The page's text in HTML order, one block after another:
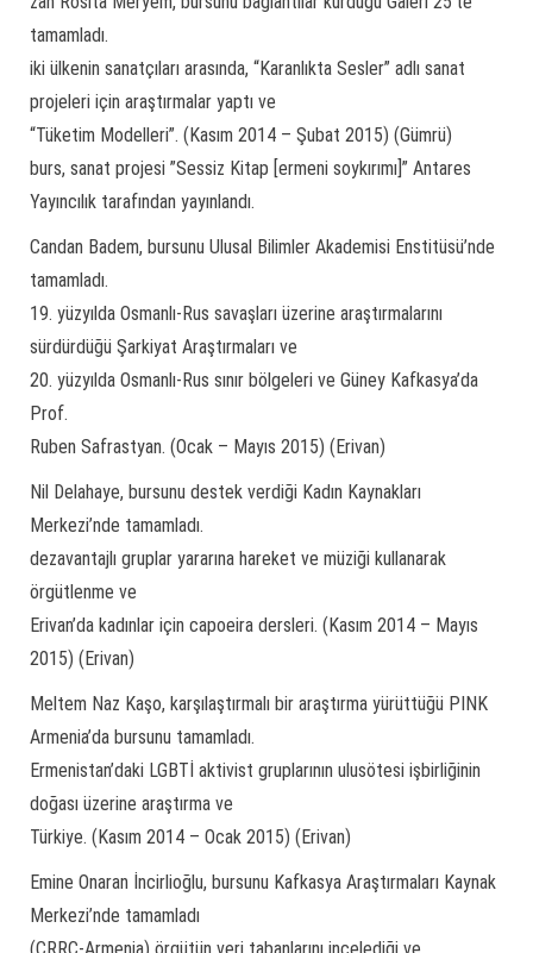
tamamladı.
iki ülkenin sanatçıları arasında, “Karanlıkta Sesler” adlı sanat
projeleri için araştırmalar yaptı ve
“Tüketim Modelleri”. (Kasım 2014 – Şubat 2015) (Gümrü)
burs, sanat projesi ”Sessiz Kitap [ermeni soykırımı]” Antares
Yayıncılık tarafından yayınlandı.
Candan Badem, bursunu Ulusal Bilimler Akademisi Enstitüsü’nde
tamamladı.
19. yüzyılda Osmanlı-Rus savaşları üzerine araştırmalarını
sürdürdüğü Şarkiyat Araştırmaları ve
20. yüzyılda Osmanlı-Rus sınır bölgeleri ve Güney Kafkasya’da
Prof.
Ruben Safrastyan. (Ocak – Mayıs 2015) (Erivan)
Nil Delahaye, bursunu destek verdiği Kadın Kaynakları
Merkezi’nde tamamladı.
dezavantajlı gruplar yararına hareket ve müziği kullanarak
örgütlenme ve
Erivan’da kadınlar için capoeira dersleri. (Kasım 2014 – Mayıs
2015) (Erivan)
Meltem Naz Kaşo, karşılaştırmalı bir araştırma yürüttüğü PINK
Armenia’da bursunu tamamladı.
Ermenistan’daki LGBTİ aktivist gruplarının ulusötesi işbirliğinin
doğası üzerine araştırma ve
Türkiye. (Kasım 2014 – Ocak 2015) (Erivan)
Emine Onaran İncirlioğlu, bursunu Kafkasya Araştırmaları Kaynak
Merkezi’nde tamamladı